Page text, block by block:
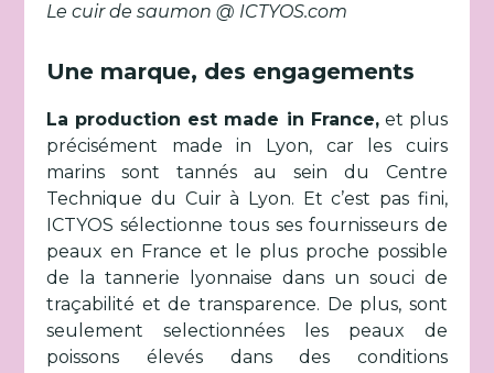
Le cuir de saumon @ ICTYOS.com
Une marque, des engagements
La production est made in France,et plus
précisément made in Lyon, car les cuirs
marins sont tannés au sein du Centre
Technique du Cuir à Lyon. Et c’est pas fini,
ICTYOS sélectionne tous ses fournisseurs de
peaux en France et le plus proche possible
de la tannerie lyonnaise dans un souci de
traçabilité et de transparence. De plus, sont
seulement selectionnées les peaux de
poissons élevés dans des conditions